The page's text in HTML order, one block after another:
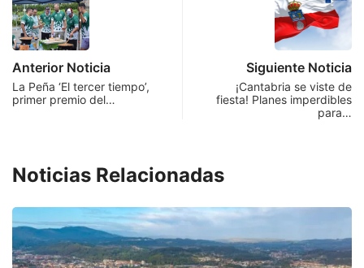
Anterior Noticia
La Peña ‘El tercer tiempo’,
primer premio del…
Siguiente Noticia
¡Cantabria se viste de
fiesta! Planes imperdibles
para…
Noticias Relacionadas